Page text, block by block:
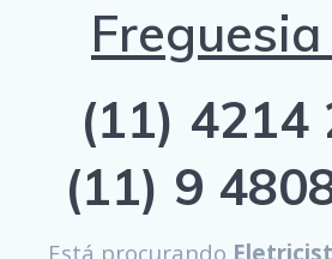
(11) 4214
(11) 9
Está procurando